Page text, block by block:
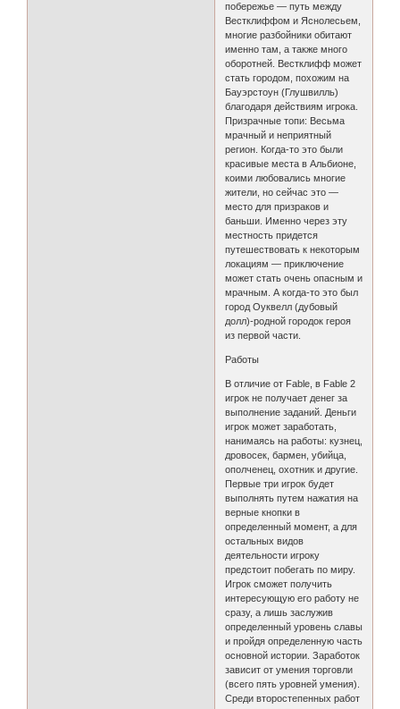
побережье — путь между
Вестклиффом и Яснолесьем,
многие разбойники обитают
именно там, а также много
оборотней. Вестклифф может
стать городом, похожим на
Бауэрстоун (Глушвилль)
благодаря действиям игрока.
Призрачные топи: Весьма
мрачный и неприятный
регион. Когда-то это были
красивые места в Альбионе,
коими любовались многие
жители, но сейчас это —
место для призраков и
баньши. Именно через эту
местность придется
путешествовать к некоторым
локациям — приключение
может стать очень опасным и
мрачным. А когда-то это был
город Оуквелл (дубовый
долл)-родной городок героя
из первой части.
Работы
В отличие от Fable, в Fable 2
игрок не получает денег за
выполнение заданий. Деньги
игрок может заработать,
нанимаясь на работы: кузнец,
дровосек, бармен, убийца,
ополченец, охотник и другие.
Первые три игрок будет
выполнять путем нажатия на
верные кнопки в
определенный момент, а для
остальных видов
деятельности игроку
предстоит побегать по миру.
Игрок сможет получить
интересующую его работу не
сразу, а лишь заслужив
определенный уровень славы
и пройдя определенную часть
основной истории. Заработок
зависит от умения торговли
(всего пять уровней умения).
Среди второстепенных работ